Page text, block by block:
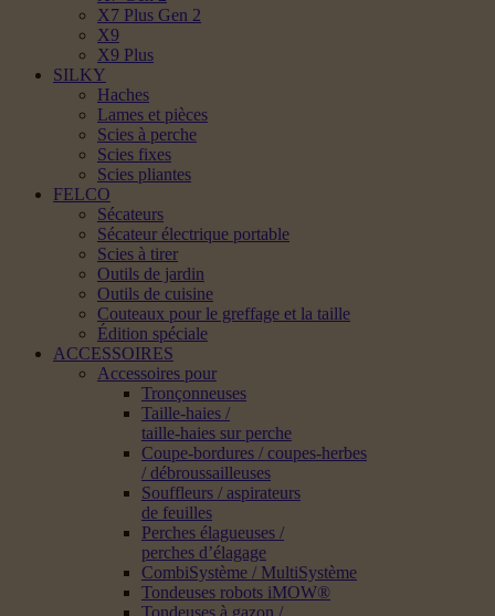
X7 Plus Gen 2
X9
X9 Plus
SILKY
Haches
Lames et pièces
Scies à perche
Scies fixes
Scies pliantes
FELCO
Sécateurs
Sécateur électrique portable
Scies à tirer
Outils de jardin
Outils de cuisine
Couteaux pour le greffage et la taille
Édition spéciale
ACCESSOIRES
Accessoires pour
Tronçonneuses
Taille-haies /
taille-haies sur perche
Coupe-bordures / coupes-herbes
/ débroussailleuses
Souffleurs / aspirateurs
de feuilles
Perches élagueuses /
perches d’élagage
CombiSystème / MultiSystème
Tondeuses robots iMOW®
Tondeuses à gazon /